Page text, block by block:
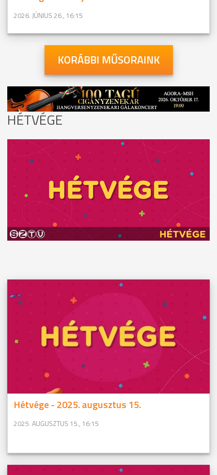
2026. JÚNIUS 26., 16:15
KORÁBBI MŰSORAINK
HÉTVÉGE
Hétvége - 2025. augusztus 15.
2025. AUGUSZTUS 15., 16:15